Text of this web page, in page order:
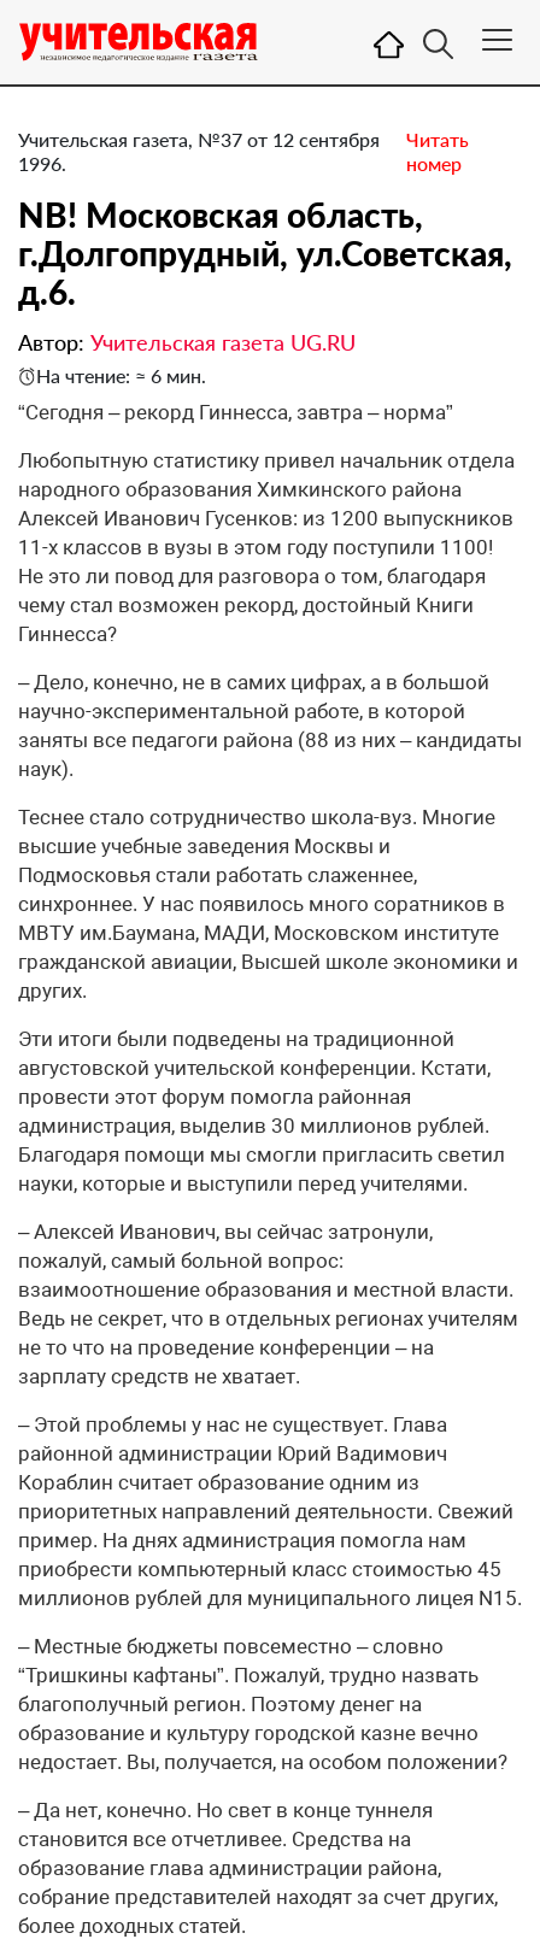
Учительская газета, №37 от 12 сентября
1996.
Читать
номер
NB! Московская область,
г.Долгопрудный, ул.Советская,
д.6.
Автор: Учительская газета UG.RU
На чтение: ≈ 6 мин.
“Сегодня – рекорд Гиннесса, завтра – норма”
Любопытную статистику привел начальник отдела
народного образования Химкинского района
Алексей Иванович Гусенков: из 1200 выпускников
11-х классов в вузы в этом году поступили 1100!
Не это ли повод для разговора о том, благодаря
чему стал возможен рекорд, достойный Книги
Гиннесса?
– Дело, конечно, не в самих цифрах, а в большой
научно-экспериментальной работе, в которой
заняты все педагоги района (88 из них – кандидаты
наук).
Теснее стало сотрудничество школа-вуз. Многие
высшие учебные заведения Москвы и
Подмосковья стали работать слаженнее,
синхроннее. У нас появилось много соратников в
МВТУ им.Баумана, МАДИ, Московском институте
гражданской авиации, Высшей школе экономики и
других.
Эти итоги были подведены на традиционной
августовской учительской конференции. Кстати,
провести этот форум помогла районная
администрация, выделив 30 миллионов рублей.
Благодаря помощи мы смогли пригласить светил
науки, которые и выступили перед учителями.
– Алексей Иванович, вы сейчас затронули,
пожалуй, самый больной вопрос:
взаимоотношение образования и местной власти.
Ведь не секрет, что в отдельных регионах учителям
не то что на проведение конференции – на
зарплату средств не хватает.
– Этой проблемы у нас не существует. Глава
районной администрации Юрий Вадимович
Кораблин считает образование одним из
приоритетных направлений деятельности. Свежий
пример. На днях администрация помогла нам
приобрести компьютерный класс стоимостью 45
миллионов рублей для муниципального лицея N15.
– Местные бюджеты повсеместно – словно
“Тришкины кафтаны”. Пожалуй, трудно назвать
благополучный регион. Поэтому денег на
образование и культуру городской казне вечно
недостает. Вы, получается, на особом положении?
– Да нет, конечно. Но свет в конце туннеля
становится все отчетливее. Средства на
образование глава администрации района,
собрание представителей находят за счет других,
более доходных статей.